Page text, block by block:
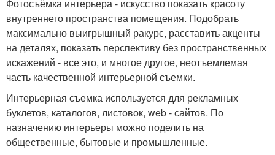
Фотосъёмка интерьера - искусство показать красоту
внутреннего пространства помещения. Подобрать
максимально выигрышный ракурс, расставить акценты
на деталях, показать перспективу без пространственных
искажений - все это, и многое другое, неотъемлемая
часть качественной интерьерной съемки.
Интерьерная съемка используется для рекламных
буклетов, каталогов, листовок, web - сайтов. По
назначению интерьеры можно поделить на
общественные, бытовые и промышленные.